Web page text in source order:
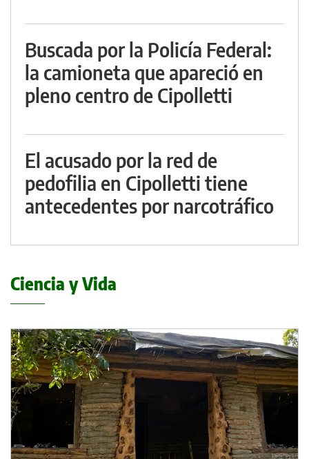
Buscada por la Policía Federal:
la camioneta que apareció en
pleno centro de Cipolletti
El acusado por la red de
pedofilia en Cipolletti tiene
antecedentes por narcotráfico
Ciencia y Vida